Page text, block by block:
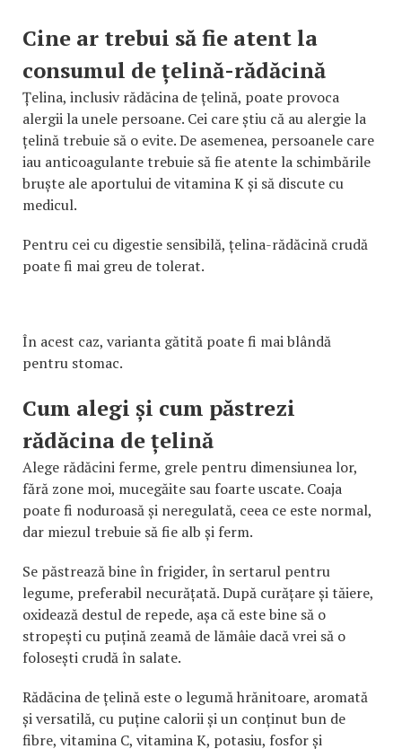
Cine ar trebui să fie atent la
consumul de țelină-rădăcină
Țelina, inclusiv rădăcina de țelină, poate provoca
alergii la unele persoane. Cei care știu că au alergie la
țelină trebuie să o evite. De asemenea, persoanele care
iau anticoagulante trebuie să fie atente la schimbările
bruște ale aportului de vitamina K și să discute cu
medicul.
Pentru cei cu digestie sensibilă, țelina-rădăcină crudă
poate fi mai greu de tolerat.
În acest caz, varianta gătită poate fi mai blândă
pentru stomac.
Cum alegi și cum păstrezi
rădăcina de țelină
Alege rădăcini ferme, grele pentru dimensiunea lor,
fără zone moi, mucegăite sau foarte uscate. Coaja
poate fi noduroasă și neregulată, ceea ce este normal,
dar miezul trebuie să fie alb și ferm.
Se păstrează bine în frigider, în sertarul pentru
legume, preferabil necurățată. După curățare și tăiere,
oxidează destul de repede, așa că este bine să o
stropești cu puțină zeamă de lămâie dacă vrei să o
folosești crudă în salate.
Rădăcina de țelină este o legumă hrănitoare, aromată
și versatilă, cu puține calorii și un conținut bun de
fibre, vitamina C, vitamina K, potasiu, fosfor și